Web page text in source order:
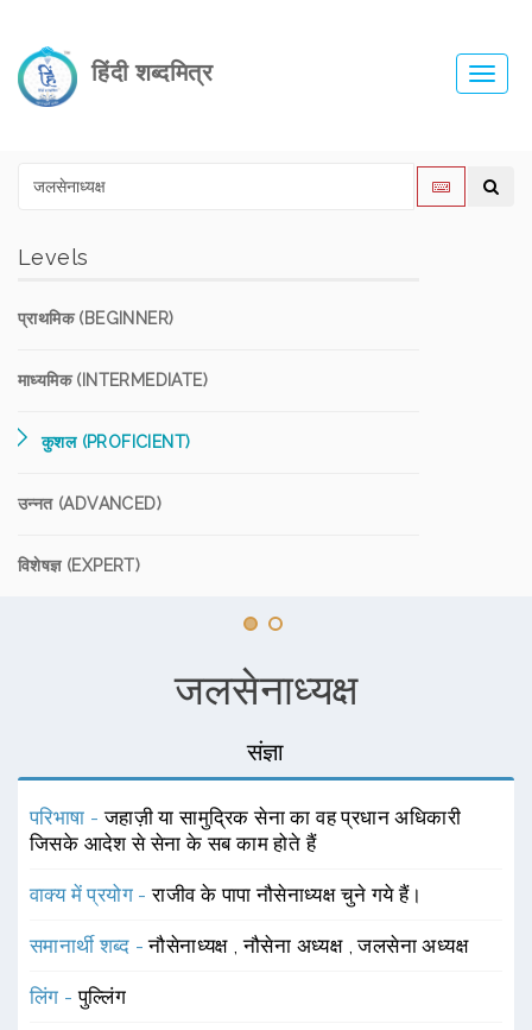
हिंदी शब्दमित्र
Levels
प्राथमिक (BEGINNER)
माध्यमिक (INTERMEDIATE)
कुशल (PROFICIENT)
उन्नत (ADVANCED)
विशेषज्ञ (EXPERT)
जलसेनाध्यक्ष
संज्ञा
परिभाषा -जहाज़ी या सामुद्रिक सेना का वह प्रधान अधिकारी
जिसके आदेश से सेना के सब काम होते हैं
वाक्य में प्रयोग -राजीव के पापा नौसेनाध्यक्ष चुने गये हैं।
समानार्थी शब्द -नौसेनाध्यक्ष ,नौसेना अध्यक्ष ,जलसेना अध्यक्ष
लिंग -पुल्लिंग